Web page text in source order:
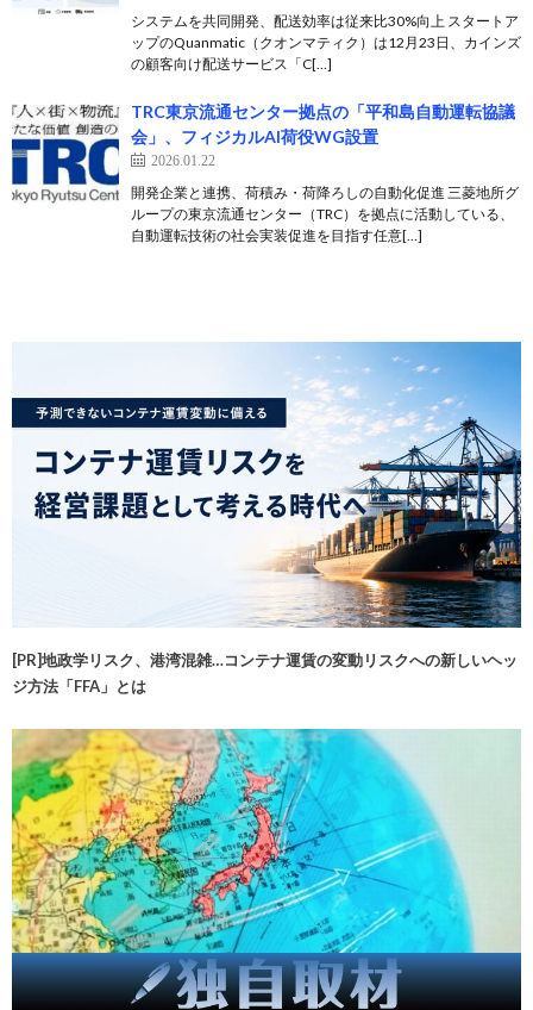
システムを共同開発、配送効率は従来比30%向上 スタートア
ップのQuanmatic（クオンマティク）は12月23日、カインズ
の顧客向け配送サービス「C[…]
TRC東京流通センター拠点の「平和島自動運転協議
会」、フィジカルAI荷役WG設置
2026.01.22
開発企業と連携、荷積み・荷降ろしの自動化促進 三菱地所グ
ループの東京流通センター（TRC）を拠点に活動している、
自動運転技術の社会実装促進を目指す任意[…]
[PR]地政学リスク、港湾混雑…コンテナ運賃の変動リスクへの新しいヘッ
ジ方法「FFA」とは